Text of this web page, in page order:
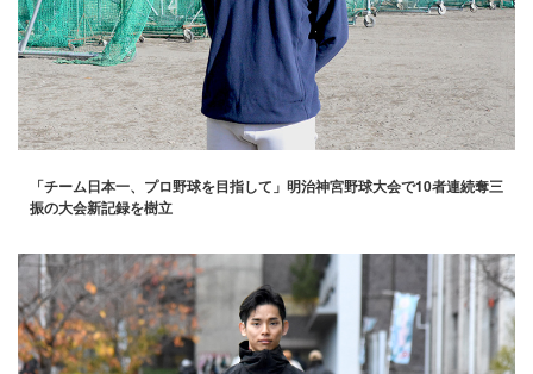
「チーム日本一、プロ野球を目指して」明治神宮野球大会で10者連続奪三
振の大会新記録を樹立